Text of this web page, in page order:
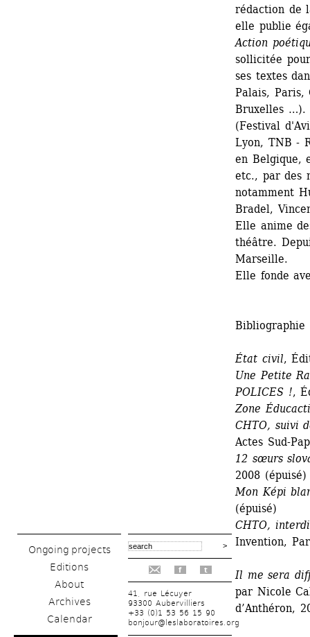
Ongoing projects
Editions
About
Archives
Calendar
f t
41, rue Lécuyer
93300 Aubervilliers
+33 (0)1 53 56 15 90
bonjour@leslaboratoires.org
rédaction de
elle publie
Action
sollicitée
ses textes
Palais, Paris,
Bruxelles …).
(Festival
Lyon, TNB -
en Belgique,
etc., par des
notamment
Bradel,
Elle anime
théâtre.
Marseille.
Elle fonde
Bibliographie
État civil,
Une Petite
POLICES !,
Zone
CHTO, suivi
Actes Sud-
12 sœurs
2008 (épuisé)
Mon Képi
(épuisé)
CHTO,
Invention,
Il me sera
par Nicole
d’Anthéron,